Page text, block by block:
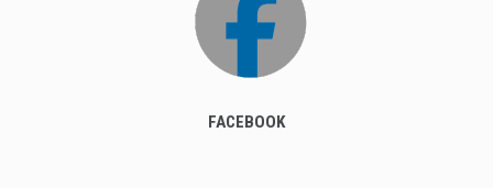
FACEBOOK